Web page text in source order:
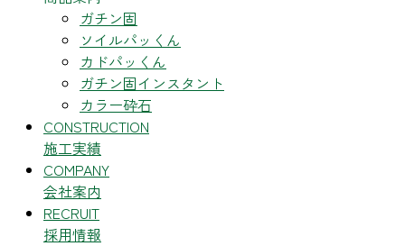
ガチン固
ソイルパッくん
カドパッくん
ガチン固インスタント
カラー砕石
CONSTRUCTION
施工実績
COMPANY
会社案内
RECRUIT
採用情報